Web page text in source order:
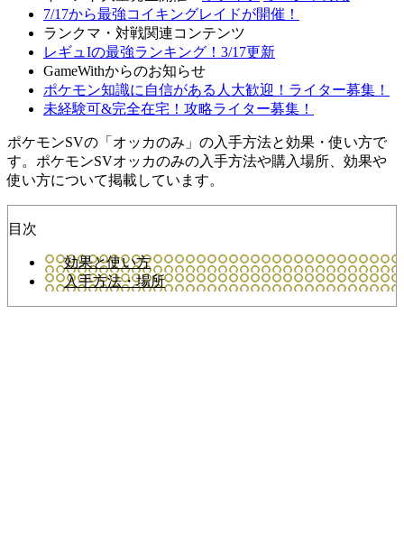
7/17から最強コイキングレイドが開催！
ランクマ・対戦関連コンテンツ
レギュIの最強ランキング！3/17更新
GameWithからのお知らせ
ポケモン知識に自信がある人大歓迎！ライター募集！
未経験可&完全在宅！攻略ライター募集！
ポケモンSVの「オッカのみ」の入手方法と効果・使い方で
す。ポケモンSVオッカのみの入手方法や購入場所、効果や
使い方について掲載しています。
目次
効果と使い方
入手方法・場所